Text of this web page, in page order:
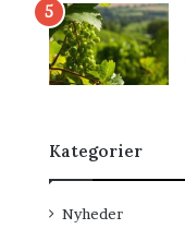
Kategorier
Nyheder